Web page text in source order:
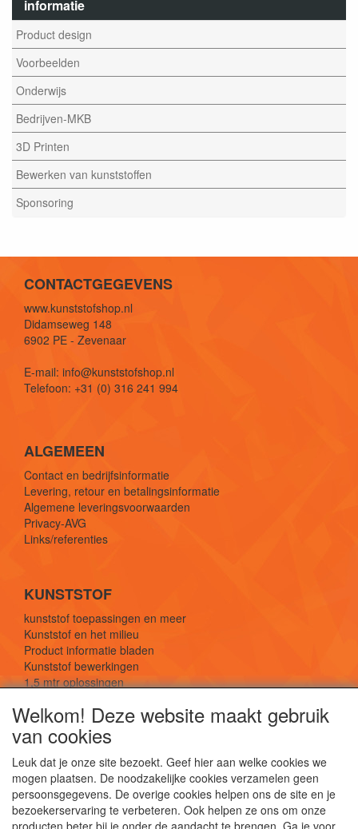
informatie
Product design
Voorbeelden
Onderwijs
Bedrijven-MKB
3D Printen
Bewerken van kunststoffen
Sponsoring
CONTACTGEGEVENS
www.kunststofshop.nl
Didamseweg 148
6902 PE - Zevenaar
E-mail: info@kunststofshop.nl
Telefoon: +31 (0) 316 241 994
ALGEMEEN
Contact en bedrijfsinformatie
Levering, retour en betalingsinformatie
Algemene leveringsvoorwaarden
Privacy-AVG
Links/referenties
KUNSTSTOF
kunststof toepassingen en meer
Kunststof en het milieu
Product informatie bladen
Kunststof bewerkingen
1,5 mtr oplossingen
SOCIALE MEDIA
Welkom! Deze website maakt gebruik
van cookies
Leuk dat je onze site bezoekt. Geef hier aan welke cookies we
mogen plaatsen. De noodzakelijke cookies verzamelen geen
persoonsgegevens. De overige cookies helpen ons de site en je
bezoekerservaring te verbeteren. Ook helpen ze ons om onze
producten beter bij je onder de aandacht te brengen. Ga je voor